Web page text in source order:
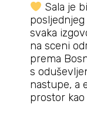
Sala je
svaka
na sceni
prema
s
nastupe, a
prostor